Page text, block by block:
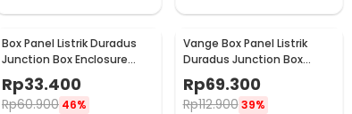
Box Panel Listrik Duradus
Junction Box Enclosure
Waterproof 158x90mm -
B1589
Rp33.400
Rp60.900 46%
Vange Box Panel Listrik
Duradus Junction Box
Waterproof 238x160x90mm
- VG-I01
Rp69.300
Rp112.900 39%